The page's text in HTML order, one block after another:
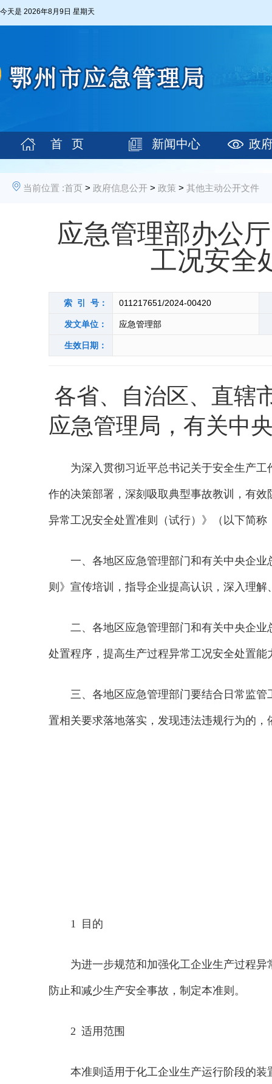
今天是 2026年8月9日 星期天
首 页 新闻中心 政
当前位置 :首页 > 政府信息公开 > 政策 > 其他主动公开文件
应急管理部办公
工况安全
索 引 号： 011217651/2024-00420
发文单位： 应急管理部
生效日期：
各省、自治区、直辖
应急管理局，有关中
为深入贯彻习近平总书记关于安全生产
作的决策部署，深刻吸取典型事故教训 ， 有效
异常工况安全处置准则（试行）》（以下简称
一、 各地区应急管理部门和有关中央企业
则》宣传培训 ， 指导企业提高认识，深入理解
二、各地区应急管理部门和有关中央企业
处置程序，提高生产过程异常工况安全处置能
三、各地区应急管理部门要结合日常监
置相关要求落地落实，发现违法违规行为的，
1 目的
为进一步规范和加强化工企业生产过程
防止和减少生产安全事故，制定本准则。
2 适用范围
本准则适用于化工企业生产运行阶段的